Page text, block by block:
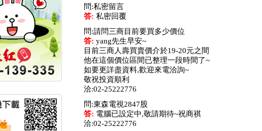
業:明緯永續科技
電源驅動善的力
:秀育SHO-U儲
獲國內首張CNS
:聯博00404A
熱股份有限公司
事會通過發言人
:代重要子公司
問:私密留言
答: 私密回覆
問:請問三商目前要買多少價位
答: yang先生早安~
目前三商人壽買賣價介於19-20元之間
他在這個價位區間已整理一段時間了~
如要更詳盡資料,歡迎來電洽詢~
敬祝投資順利
洽:02-25222776
問:東森電視2847股
答: 電腦已設定中,敬請期待~祝商祺
洽:02-25222776